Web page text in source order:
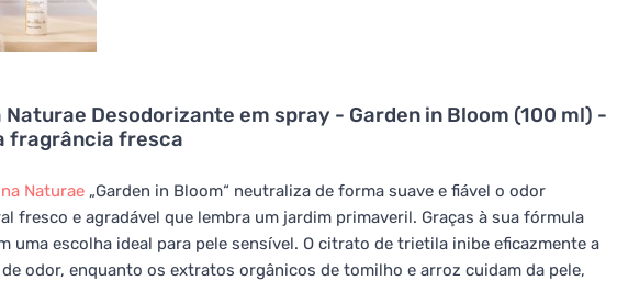
Naturae Desodorizante em spray - Garden in Bloom (100 ml) -
fragrância fresca
Naturae „Garden in Bloom“ neutraliza de forma suave e fiável o odor
fresco e agradável que lembra um jardim primaveril. Graças à sua fórmula
uma escolha ideal para pele sensível. O citrato de trietila inibe eficazmente a
odor, enquanto os extratos orgânicos de tomilho e arroz cuidam da pele,